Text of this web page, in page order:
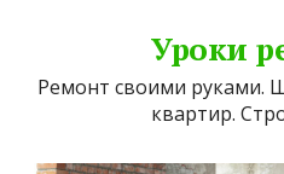
Уроки
Ремонт своими руками.
квартир.